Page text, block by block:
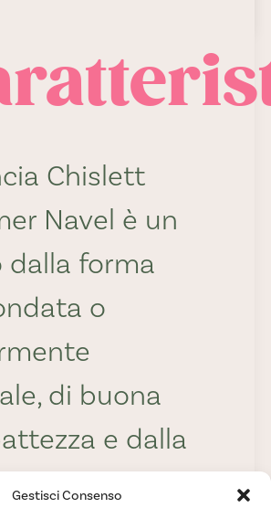
Gestisci Consenso
Chislett
Navel è un
forma
o
di buona
e dalla